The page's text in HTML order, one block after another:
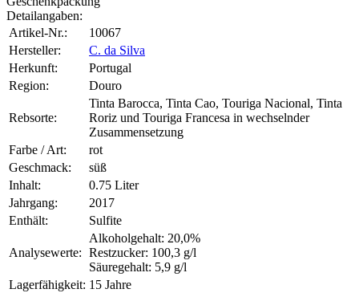
Detailangaben:
Artikel-Nr.:
10067
Hersteller:
C. da Silva
Herkunft:
Portugal
Region:
Douro
Rebsorte:
Tinta Barocca, Tinta Cao, Touriga Nacional, Tinta
Roriz und Touriga Francesa in wechselnder
Zusammensetzung
Farbe / Art:
rot
Geschmack:
süß
Inhalt:
0.75 Liter
Jahrgang:
2017
Enthält:
Sulfite
Analysewerte:
Alkoholgehalt: 20,0%
Restzucker: 100,3 g/l
Säuregehalt: 5,9 g/l
Lagerfähigkeit: 15 Jahre